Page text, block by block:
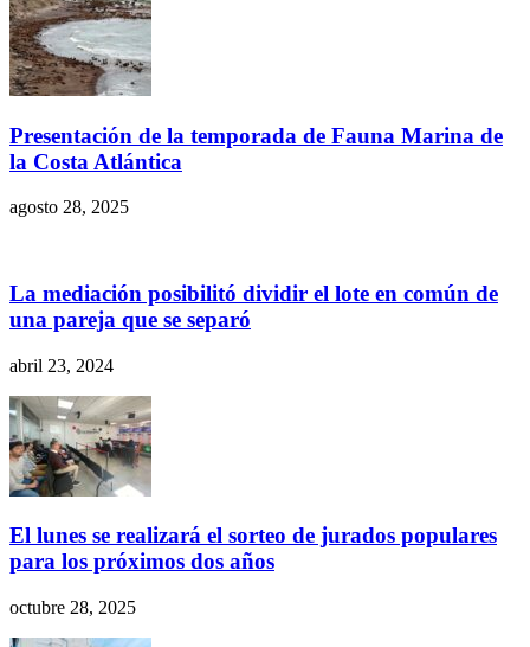
Presentación de la temporada de Fauna Marina de
la Costa Atlántica
agosto 28, 2025
La mediación posibilitó dividir el lote en común de
una pareja que se separó
abril 23, 2024
El lunes se realizará el sorteo de jurados populares
para los próximos dos años
octubre 28, 2025